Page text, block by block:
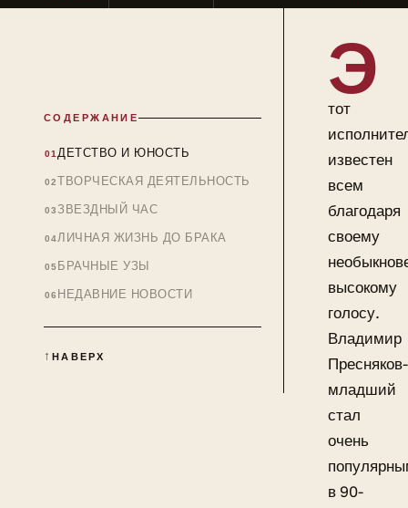
СОДЕРЖАНИЕ
ДЕТСТВО И ЮНОСТЬ
ТВОРЧЕСКАЯ ДЕЯТЕЛЬНОСТЬ
ЗВЕЗДНЫЙ ЧАС
ЛИЧНАЯ ЖИЗНЬ ДО БРАКА
БРАЧНЫЕ УЗЫ
НЕДАВНИЕ НОВОСТИ
НАВЕРХ
Э
тот
известен
всем
благодаря
своему
высокому
голосу.
Владимир
Пресняков-
младший
стал
очень
в 90-